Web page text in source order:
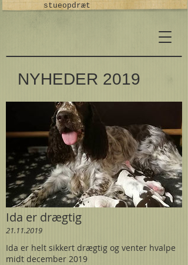
stueopdræt
NYHEDER 2019
Ida er drægtig
21.11.2019
Ida er helt sikkert drægtig og venter hvalpe
midt december 2019